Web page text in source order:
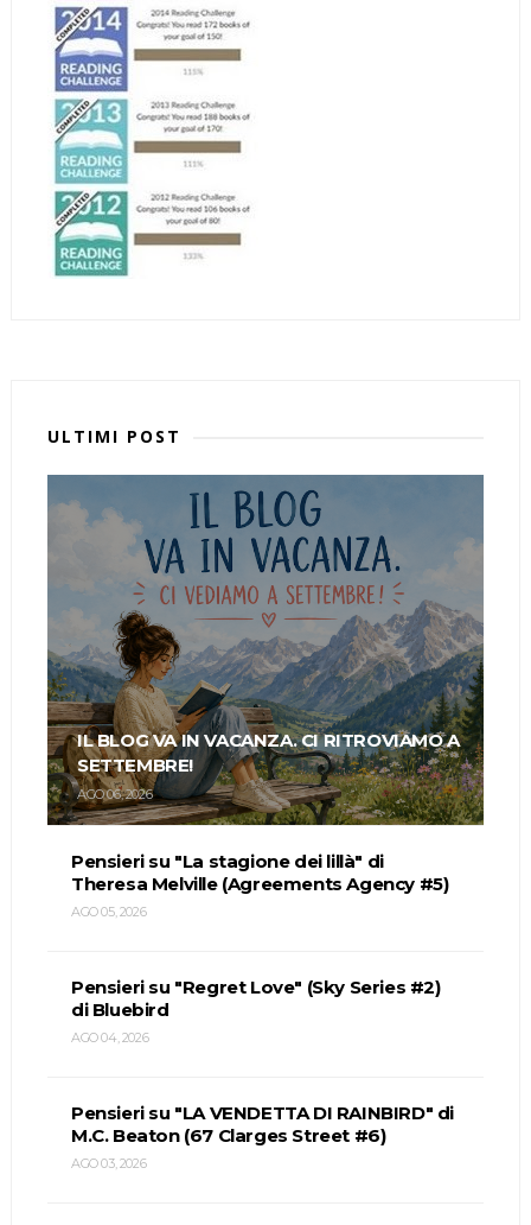
ULTIMI POST
IL BLOG VA IN VACANZA. CI RITROVIAMO A
SETTEMBRE!
AGO 06, 2026
Pensieri su "La stagione dei lillà" di
Theresa Melville (Agreements Agency #5)
AGO 05, 2026
Pensieri su "Regret Love" (Sky Series #2)
di Bluebird
AGO 04, 2026
Pensieri su "LA VENDETTA DI RAINBIRD" di
M.C. Beaton (67 Clarges Street #6)
AGO 03, 2026